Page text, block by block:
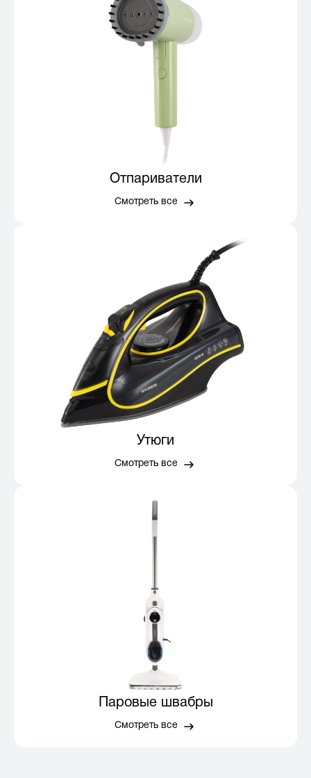
Отпариватели
Смотреть все
Утюги
Смотреть все
Паровые швабры
Смотреть все